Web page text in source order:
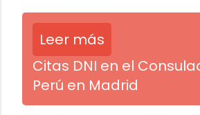
Leer más
Citas DNI en el
Perú en Madrid